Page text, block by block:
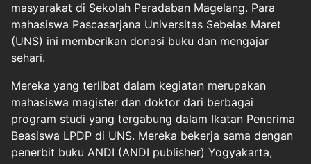
masyarakat di Sekolah Peradaban Magelang. Para
mahasiswa Pascasarjana Universitas Sebelas Maret
(UNS) ini memberikan donasi buku dan mengajar
sehari.
Mereka yang terlibat dalam kegiatan merupakan
mahasiswa magister dan doktor dari berbagai
program studi yang tergabung dalam Ikatan Penerima
Beasiswa LPDP di UNS. Mereka bekerja sama dengan
penerbit buku ANDI (ANDI publisher) Yogyakarta,